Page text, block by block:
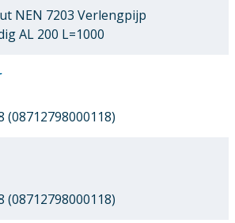
NEN 7203 Verlengpijp
AL 200 L=1000
(08712798000118)
(08712798000118)